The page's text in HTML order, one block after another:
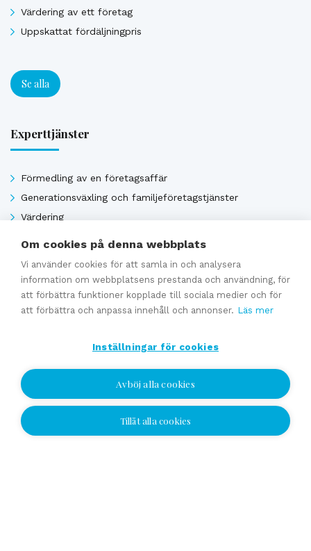
Värdering av ett företag
Uppskattat fördäljningpris
Se alla
Experttjänster
Förmedling av en företagsaffär
Generationsväxling och familjeföretagstjänster
Värdering
Uppskattat försäljningpris
Se alla
Jag vill bli kontaktad
Om cookies på denna webbplats
Vi använder cookies för att samla in och analysera
information om webbplatsens prestanda och användning, för
att förbättra funktioner kopplade till sociala medier och för
att förbättra och anpassa innehåll och annonser. Läs mer
Inställningar för cookies
Avböj alla cookies
Tillåt alla cookies